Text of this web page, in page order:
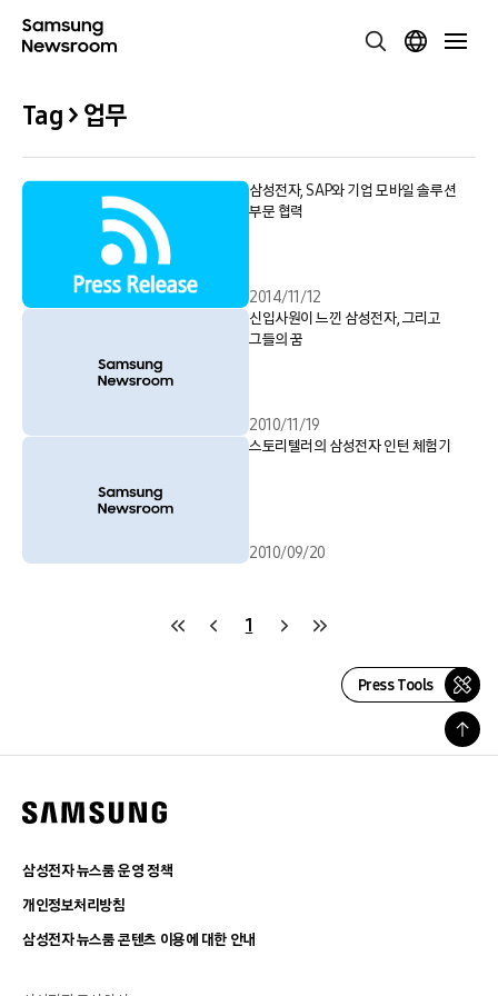
Tag > 업무
삼성전자, SAP와 기업 모바일 솔루션
부문 협력
2014/11/12
신입사원이 느낀 삼성전자, 그리고
그들의 꿈
2010/11/19
스토리텔러의 삼성전자 인턴 체험기
2010/09/20
1
Press Tools
삼성전자 뉴스룸 운영 정책
개인정보처리방침
삼성전자 뉴스룸 콘텐츠 이용에 대한 안내